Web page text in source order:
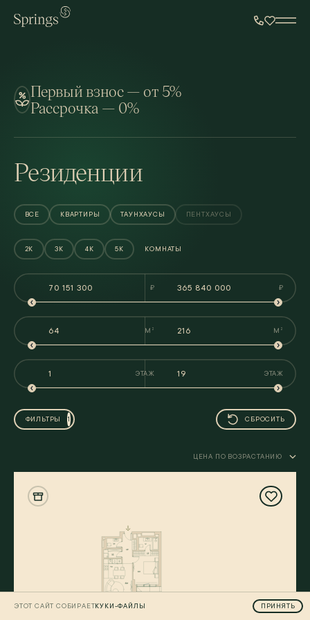
Перейти к основному содержанию
Квартиры - Выбор по
Первый взнос — от 5%
Рассрочка — 0%
Резиденции
ВСЕ КВАРТИРЫ ТАУНХАУСЫ ПЕНТХАУСЫ
2К 3К 4К 5К КОМНАТЫ
₽ ₽
М 2 М 2
ЭТАЖ ЭТАЖ
ФИЛЬТРЫ 1 СБРОСИТЬ
ЦЕНА ПО ВОЗРАСТАНИЮ
ЭТОТ САЙТ СОБИРАЕТКУКИ-ФАЙЛЫ ПРИНЯТЬ